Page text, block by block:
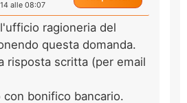
alle 08:07
ragioneria del
questa domanda.
risposta scritta (per email
con bonifico bancario.